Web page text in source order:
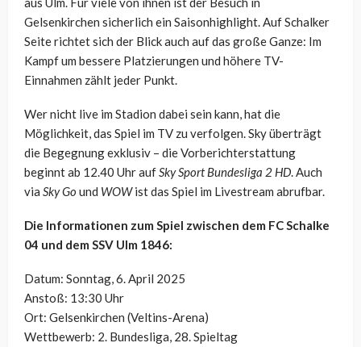
Gelsenkirchen sicherlich ein Saisonhighlight. Auf Schalker
Seite richtet sich der Blick auch auf das große Ganze: Im
Kampf um bessere Platzierungen und höhere TV-
Einnahmen zählt jeder Punkt.
Wer nicht live im Stadion dabei sein kann, hat die
Möglichkeit, das Spiel im TV zu verfolgen. Sky überträgt
die Begegnung exklusiv – die Vorberichterstattung
beginnt ab 12.40 Uhr aufSky Sport Bundesliga 2 HD. Auch
via Sky Go und WOWist das Spiel im Livestream abrufbar.
Die Informationen zum Spiel zwischen dem FC Schalke
04 und dem SSV Ulm 1846:
Datum: Sonntag, 6. April 2025
Anstoß: 13:30 Uhr
Ort: Gelsenkirchen (Veltins-Arena)
Wettbewerb: 2. Bundesliga, 28. Spieltag